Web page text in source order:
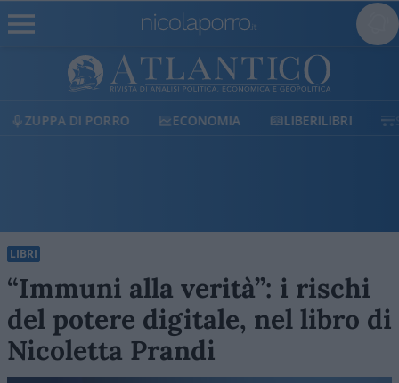
ECONOMIA LIBERILIBRI SHOP SOSTIENICI
LIBRI
“Immuni alla verità”: i rischi
del potere digitale, nel libro di
Nicoletta Prandi